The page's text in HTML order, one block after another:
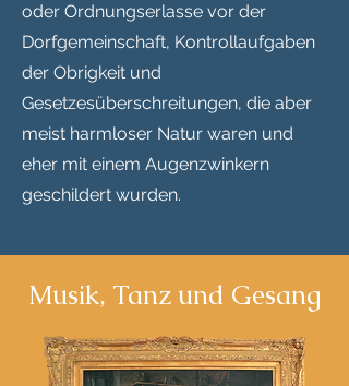
oder Ordnungserlasse vor der
Dorfgemeinschaft, Kontrollaufgaben
der Obrigkeit und
Gesetzesüberschreitungen, die aber
meist harmloser Natur waren und
eher mit einem Augenzwinkern
geschildert wurden.
Musik, Tanz und Gesang